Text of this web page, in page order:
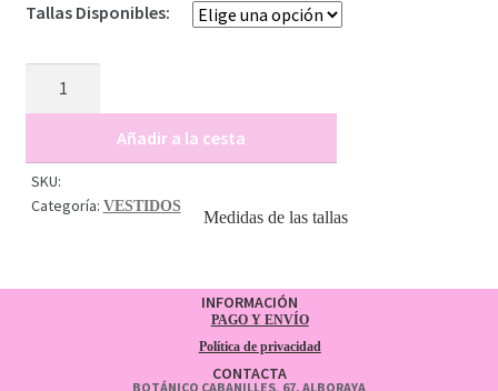
Tallas Disponibles:
cantidad
Añadir a la cesta
SKU:
Categoría: VESTIDOS
Medidas de las tallas
INFORMACIÓN
PAGO Y ENVÍO
Política de privacidad
CONTACTA
BOTÁNICO CABANILLES, 67. ALBORAYA